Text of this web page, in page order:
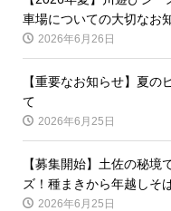
車場についての大切なお
2026年6月26日
【重要なお知らせ】夏
て
2026年6月25日
【募集開始】土佐の秘
ズ！種まきから年越しそ
2026年6月25日